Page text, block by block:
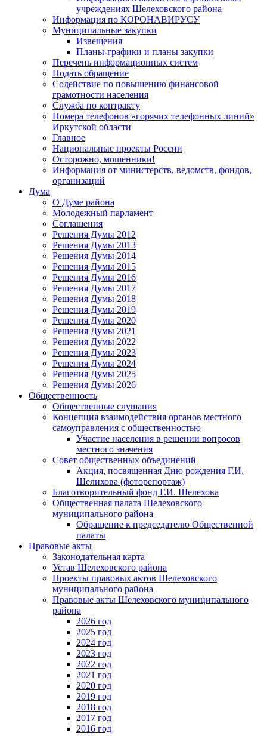
учреждениях Шелеховского района
Информация по КОРОНАВИРУСУ
Муниципальные закупки
Извещения
Планы-графики и планы закупки
Перечень информационных систем
Подать обращение
Содействие по повышению финансовой
грамотности населения
Служба по контракту
Номера телефонов «горячих телефонных линий»
Иркутской области
Главное
Национальные проекты России
Осторожно, мошенники!
Информация от министерств, ведомств, фондов,
организаций
Дума
О Думе района
Молодежный парламент
Соглашения
Решения Думы 2012
Решения Думы 2013
Решения Думы 2014
Решения Думы 2015
Решения Думы 2016
Решения Думы 2017
Решения Думы 2018
Решения Думы 2019
Решения Думы 2020
Решения Думы 2021
Решения Думы 2022
Решения Думы 2023
Решения Думы 2024
Решения Думы 2025
Решения Думы 2026
Общественность
Общественные слушания
Концепция взаимодействия органов местного
самоуправления с общественностью
Участие населения в решении вопросов
местного значения
Совет общественных объединений
Акция, посвященная Дню рождения Г.И.
Шелихова (фоторепортаж)
Благотворительный фонд Г.И. Шелехова
Общественная палата Шелеховского
муниципального района
Обращение к председателю Общественной
палаты
Правовые акты
Законодательная карта
Устав Шелеховского района
Проекты правовых актов Шелеховского
муниципального района
Правовые акты Шелеховского муниципального
района
2026 год
2025 год
2024 год
2023 год
2022 год
2021 год
2020 год
2019 год
2018 год
2017 год
2016 год